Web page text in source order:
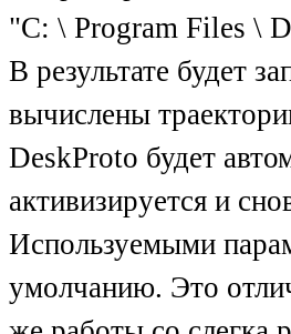
"C: \ Program Files \
В результате будет
вычислены
DeskProto будет
активизируется и
Используемыми
умолчанию. Это